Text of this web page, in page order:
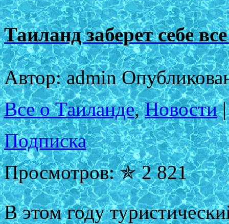
Таиланд заберет себе
Автор: admin
Все о Таиланде,Новости|
Подписка
Просмотров: ✯ 2 821
В этом году